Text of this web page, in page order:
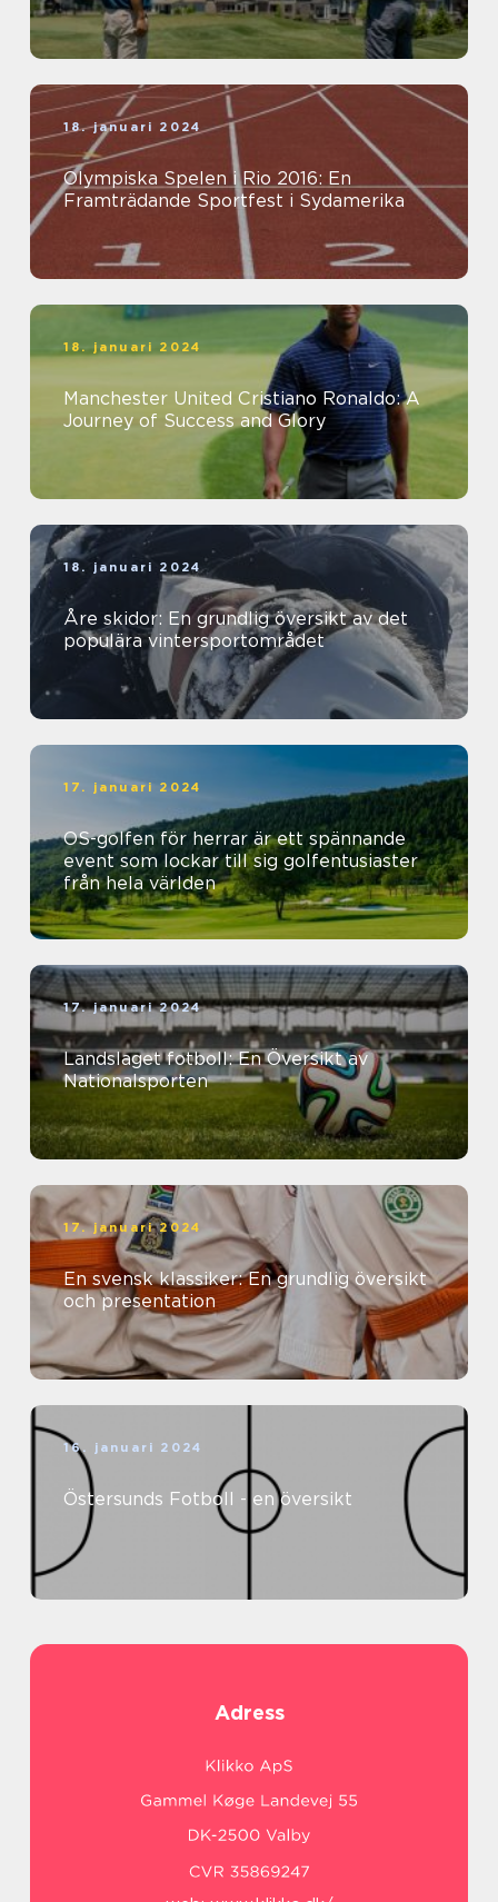
18. januari 2024
Olympiska Spelen i Rio 2016: En
Framträdande Sportfest i Sydamerika
18. januari 2024
Manchester United Cristiano Ronaldo: A
Journey of Success and Glory
18. januari 2024
Åre skidor: En grundlig översikt av det
populära vintersportområdet
17. januari 2024
OS-golfen för herrar är ett spännande
event som lockar till sig golfentusiaster
från hela världen
17. januari 2024
Landslaget fotboll: En Översikt av
Nationalsporten
17. januari 2024
En svensk klassiker: En grundlig översikt
och presentation
16. januari 2024
Östersunds Fotboll - en översikt
Adress